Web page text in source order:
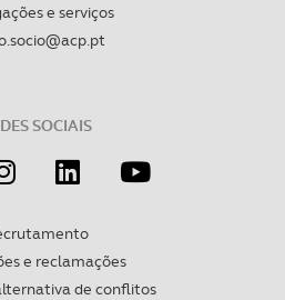
e serviços
SOCIAIS
e reclamações
de conflitos